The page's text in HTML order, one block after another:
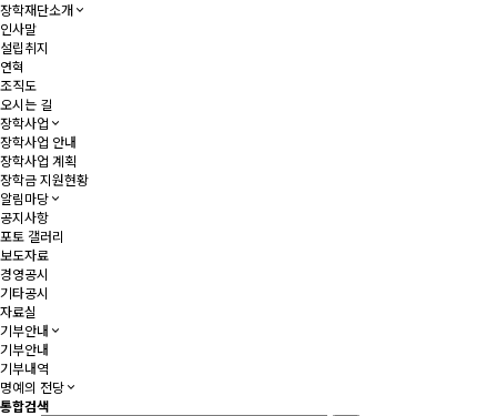
장학재단소개
인사말
설립취지
연혁
조직도
오시는 길
장학사업
장학사업 안내
장학사업 계획
장학금 지원현황
알림마당
공지사항
포토 갤러리
보도자료
경영공시
기타공시
자료실
기부안내
기부안내
기부내역
명예의 전당
통합검색